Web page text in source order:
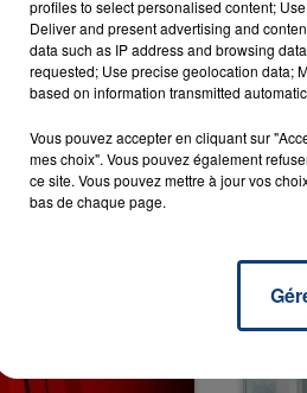
Le Temps
TAYC
profiles to select personalised content;
Deliver and present advertising and
data such as IP address and browsing
requested; Use precise geolocation data;
based on information transmitted
Vous pouvez accepter en cliquant sur
mes choix". Vous pouvez également
ce site. Vous pouvez mettre à jour vos
bas de chaque page.